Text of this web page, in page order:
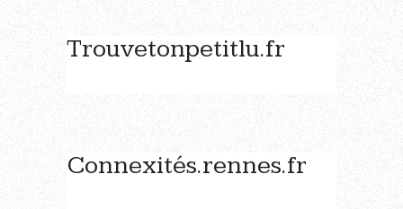
Trouvetonpetitlu.fr
Connexités.rennes.fr